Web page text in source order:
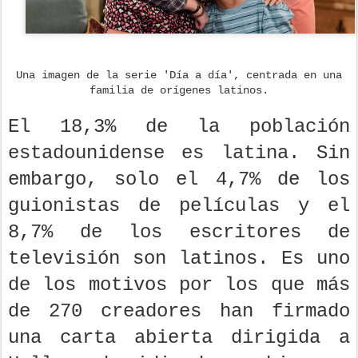
Una imagen de la serie 'Día a día', centrada en una
familia de orígenes latinos.
El 18,3% de la población
estadounidense es latina. Sin
embargo, solo el 4,7% de los
guionistas de películas y el
8,7% de los escritores de
televisión son latinos. Es uno
de los motivos por los que más
de 270 creadores han firmado
una carta abierta dirigida a